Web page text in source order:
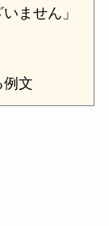
ません」
例文